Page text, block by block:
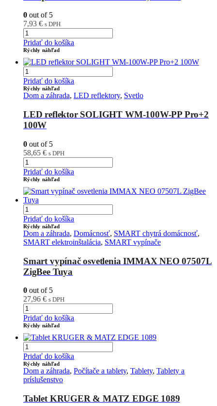
0 out of 5
7,93 € s DPH
Pridať do košíka
Rýchly náhľad
Pridať do košíka
Rýchly náhľad
Dom a záhrada, LED reflektory, Svetlo
LED reflektor SOLIGHT WM-100W-PP Pro+2
100W
0 out of 5
58,65 € s DPH
Pridať do košíka
Rýchly náhľad
Pridať do košíka
Rýchly náhľad
Dom a záhrada, Domácnosť, SMART chytrá domácnosť,
SMART elektroinštalácia, SMART vypínače
Smart vypínač osvetlenia IMMAX NEO 07507L
ZigBee Tuya
0 out of 5
27,96 € s DPH
Pridať do košíka
Rýchly náhľad
Pridať do košíka
Rýchly náhľad
Dom a záhrada, Počítače a tablety, Tablety, Tablety a
príslušenstvo
Tablet KRUGER & MATZ EDGE 1089